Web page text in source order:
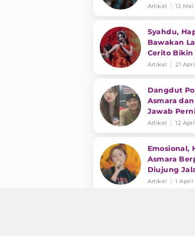
Dicurigai
Artikel 12
Syahdu,
Bawakan
Cerito
Artikel 21
Dangdut
Asmara
Jawab
Ting Ting
Artikel 12
Emosional,
Asmara
Diujung
Nyesek
Artikel 1 April